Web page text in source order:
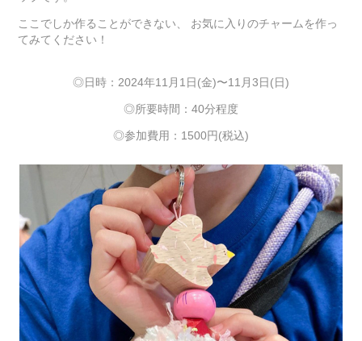
ここでしか作ることができない、 お気に入りのチャームを作っ
てみてください！
◎日時：2024年11月1日(金)〜11月3日(日)
◎所要時間：40分程度
◎参加費用：1500円(税込)